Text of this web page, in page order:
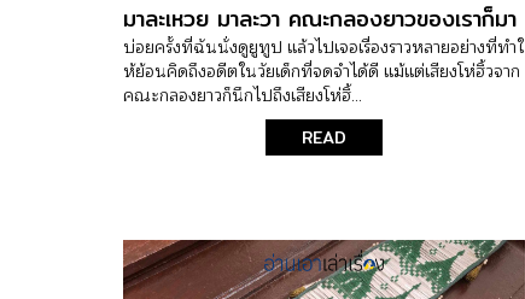
มาละเหวย มาละวา คณะกลองยาวของเราก็มา
บ่อยครั้งที่ฉันนั่งดูยูทูป แล้วไปเจอเรื่องราวหลายอย่างที่ทำใ
ห้ย้อนคิดถึงอดีตในวัยเด็กที่จดจำได้ดี แม้แต่เสียงโห่ฮิ้วจาก
คณะกลองยาวก็นึกไปถึงเสียงโห่ฮิ้...
READ